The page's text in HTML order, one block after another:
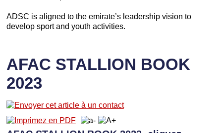
ADSC is aligned to the emirate’s leadership vision to
develop sport and youth activities.
AFAC STALLION BOOK
2023